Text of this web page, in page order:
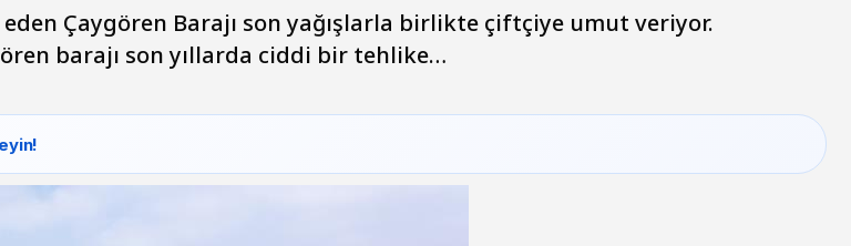
Çaygören Barajı son yağışlarla birlikte çiftçiye umut veriyor.
barajı son yıllarda ciddi bir tehlike…